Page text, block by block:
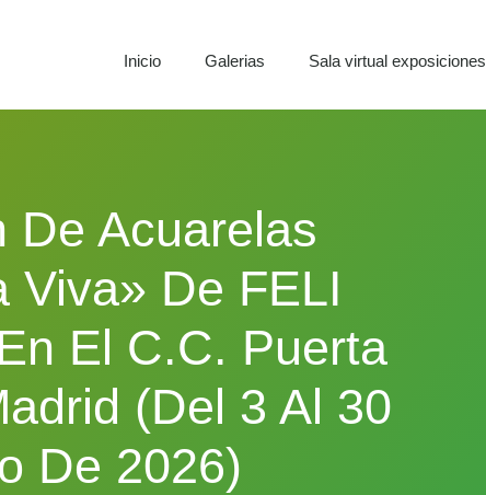
Inicio Galerias Sala virtual exposiciones
De Acuarelas
Viva» De FELI
El C.C. Puerta
(del 3 Al 30
De 2026)